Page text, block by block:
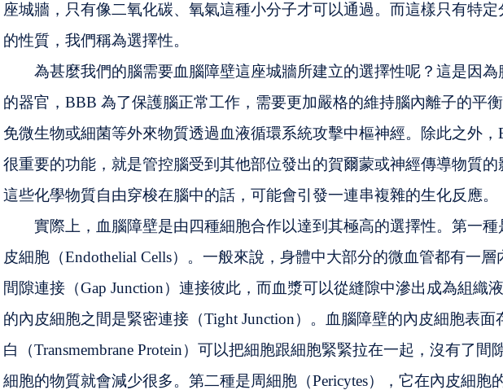
座城牆，只有像二氧化碳、氧氣這種小分子才可以通過。而這樣只有特定
的性質，我們稱為選擇性。
為甚麼我們的腦需要血腦障壁這座城牆所建立的選擇性呢？這是因為
的器官，BBB 為了保護腦正常工作，需要更加嚴格的維持腦內離子的平
免微生物或細菌等外來物質透過血液循環系統攻擊中樞神經。除此之外，
很重要的功能，就是管控腦受到其他部位發出的賀爾蒙或神經傳導物質的
這些化學物質自由穿梭在腦中的話，可能會引發一連串複雜的生化反應。
實際上，血腦障壁是由四種細胞合作以達到其極高的選擇性。第一種
皮細胞（Endothelial Cells）。一般來說，身體中大部分的微血管都有一層
間隙連接（Gap Junction）連接彼此，而血漿可以從縫隙中滲出成為組織
的內皮細胞之間是緊密連接（Tight Junction）。血腦障壁的內皮細胞表面
白（Transmembrane Protein）可以把細胞跟細胞緊緊拉在一起，沒有了間
細胞的物質就會減少很多。第二種是周細胞（Pericytes），它在內皮細胞